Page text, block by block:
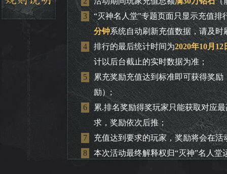
3
“灭神名人堂”专题页面只显示充值排
分钟系统自动刷新充值数据，请及时
4
排行的最后统计时间为2020年10月12
计以后台截止的实时数据为准；
5
累充奖励充值达到标准即可获得奖励
励）;
6
累.排名奖励得奖玩家只能获取对应
求，奖励依次后推；
7
充值达到要求的玩家，奖励将会在活
8
本次活动最终解释权归“灭神”名人堂